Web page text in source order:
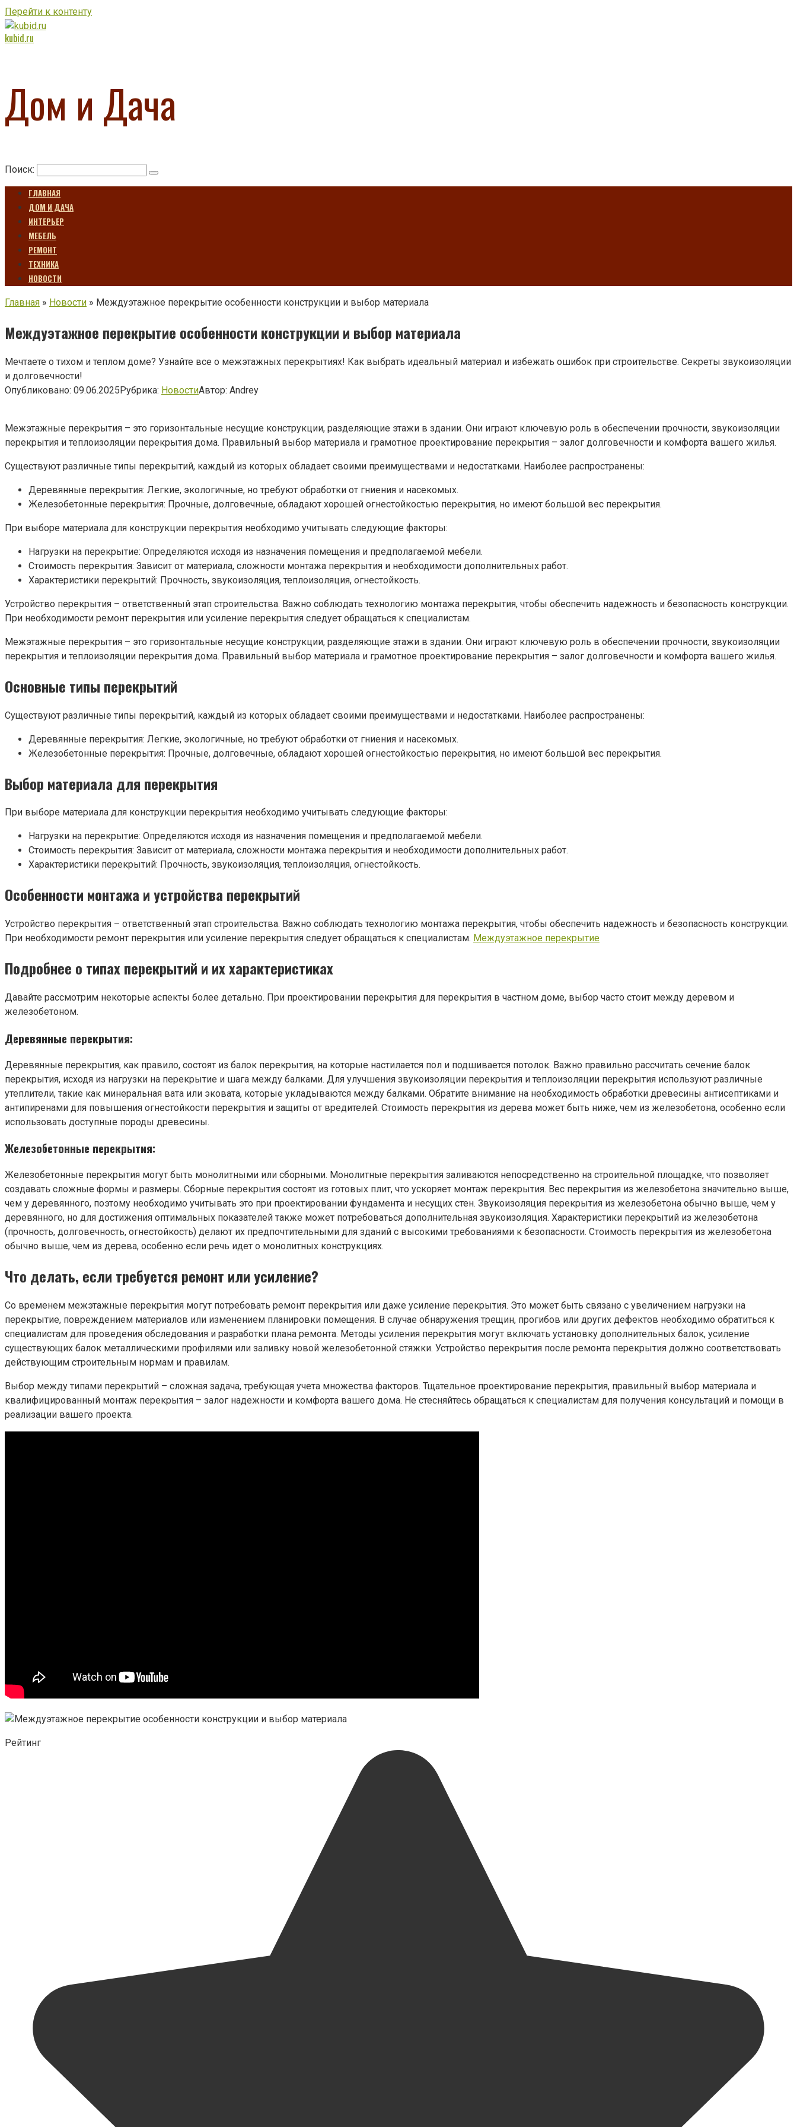
Перейти к контенту
kubid.ru
Дом и Дача
Поиск:
ГЛАВНАЯ
ДОМ И ДАЧА
ИНТЕРЬЕР
МЕБЕЛЬ
РЕМОНТ
ТЕХНИКА
НОВОСТИ
Главная » Новости » Междуэтажное перекрытие особенности конструкции и выбор материала
Междуэтажное перекрытие особенности конструкции и выбор материала
Мечтаете о тихом и теплом доме? Узнайте все о межэтажных перекрытиях! Как выбрать идеальный материал и избежать ошибок при строительстве. Секреты звукоизоляции
и долговечности!
Опубликовано: 09.06.2025Рубрика: НовостиАвтор: Andrey
Межэтажные перекрытия – это горизонтальные несущие конструкции, разделяющие этажи в здании. Они играют ключевую роль в обеспечении прочности, звукоизоляции
перекрытия и теплоизоляции перекрытия дома. Правильный выбор материала и грамотное проектирование перекрытия – залог долговечности и комфорта вашего жилья.
Существуют различные типы перекрытий, каждый из которых обладает своими преимуществами и недостатками. Наиболее распространены:
Деревянные перекрытия: Легкие, экологичные, но требуют обработки от гниения и насекомых.
Железобетонные перекрытия: Прочные, долговечные, обладают хорошей огнестойкостью перекрытия, но имеют большой вес перекрытия.
При выборе материала для конструкции перекрытия необходимо учитывать следующие факторы:
Нагрузки на перекрытие: Определяются исходя из назначения помещения и предполагаемой мебели.
Стоимость перекрытия: Зависит от материала, сложности монтажа перекрытия и необходимости дополнительных работ.
Характеристики перекрытий: Прочность, звукоизоляция, теплоизоляция, огнестойкость.
Устройство перекрытия – ответственный этап строительства. Важно соблюдать технологию монтажа перекрытия, чтобы обеспечить надежность и безопасность конструкции.
При необходимости ремонт перекрытия или усиление перекрытия следует обращаться к специалистам.
Межэтажные перекрытия – это горизонтальные несущие конструкции, разделяющие этажи в здании. Они играют ключевую роль в обеспечении прочности, звукоизоляции
перекрытия и теплоизоляции перекрытия дома. Правильный выбор материала и грамотное проектирование перекрытия – залог долговечности и комфорта вашего жилья.
Основные типы перекрытий
Существуют различные типы перекрытий, каждый из которых обладает своими преимуществами и недостатками. Наиболее распространены:
Деревянные перекрытия: Легкие, экологичные, но требуют обработки от гниения и насекомых.
Железобетонные перекрытия: Прочные, долговечные, обладают хорошей огнестойкостью перекрытия, но имеют большой вес перекрытия.
Выбор материала для перекрытия
При выборе материала для конструкции перекрытия необходимо учитывать следующие факторы:
Нагрузки на перекрытие: Определяются исходя из назначения помещения и предполагаемой мебели.
Стоимость перекрытия: Зависит от материала, сложности монтажа перекрытия и необходимости дополнительных работ.
Характеристики перекрытий: Прочность, звукоизоляция, теплоизоляция, огнестойкость.
Особенности монтажа и устройства перекрытий
Устройство перекрытия – ответственный этап строительства. Важно соблюдать технологию монтажа перекрытия, чтобы обеспечить надежность и безопасность конструкции.
При необходимости ремонт перекрытия или усиление перекрытия следует обращаться к специалистам. Междуэтажное перекрытие
Подробнее о типах перекрытий и их характеристиках
Давайте рассмотрим некоторые аспекты более детально. При проектировании перекрытия для перекрытия в частном доме, выбор часто стоит между деревом и
железобетоном.
Деревянные перекрытия:
Деревянные перекрытия, как правило, состоят из балок перекрытия, на которые настилается пол и подшивается потолок. Важно правильно рассчитать сечение балок
перекрытия, исходя из нагрузки на перекрытие и шага между балками. Для улучшения звукоизоляции перекрытия и теплоизоляции перекрытия используют различные
утеплители, такие как минеральная вата или эковата, которые укладываются между балками. Обратите внимание на необходимость обработки древесины антисептиками и
антипиренами для повышения огнестойкости перекрытия и защиты от вредителей. Стоимость перекрытия из дерева может быть ниже, чем из железобетона, особенно если
использовать доступные породы древесины.
Железобетонные перекрытия:
Железобетонные перекрытия могут быть монолитными или сборными. Монолитные перекрытия заливаются непосредственно на строительной площадке, что позволяет
создавать сложные формы и размеры. Сборные перекрытия состоят из готовых плит, что ускоряет монтаж перекрытия. Вес перекрытия из железобетона значительно выше,
чем у деревянного, поэтому необходимо учитывать это при проектировании фундамента и несущих стен. Звукоизоляция перекрытия из железобетона обычно выше, чем у
деревянного, но для достижения оптимальных показателей также может потребоваться дополнительная звукоизоляция. Характеристики перекрытий из железобетона
(прочность, долговечность, огнестойкость) делают их предпочтительными для зданий с высокими требованиями к безопасности. Стоимость перекрытия из железобетона
обычно выше, чем из дерева, особенно если речь идет о монолитных конструкциях.
Что делать, если требуется ремонт или усиление?
Со временем межэтажные перекрытия могут потребовать ремонт перекрытия или даже усиление перекрытия. Это может быть связано с увеличением нагрузки на
перекрытие, повреждением материалов или изменением планировки помещения. В случае обнаружения трещин, прогибов или других дефектов необходимо обратиться к
специалистам для проведения обследования и разработки плана ремонта. Методы усиления перекрытия могут включать установку дополнительных балок, усиление
существующих балок металлическими профилями или заливку новой железобетонной стяжки. Устройство перекрытия после ремонта перекрытия должно соответствовать
действующим строительным нормам и правилам.
Выбор между типами перекрытий – сложная задача, требующая учета множества факторов. Тщательное проектирование перекрытия, правильный выбор материала и
квалифицированный монтаж перекрытия – залог надежности и комфорта вашего дома. Не стесняйтесь обращаться к специалистам для получения консультаций и помощи в
реализации вашего проекта.
Рейтинг